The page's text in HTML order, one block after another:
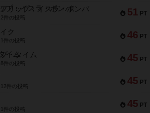
51 PT
リップ：イスラ・ボンバ
2件の投稿
46 PT
ク
1件の投稿
45 PT
・タイム
8件の投稿
45 PT
12件の投稿
45 PT
1件の投稿